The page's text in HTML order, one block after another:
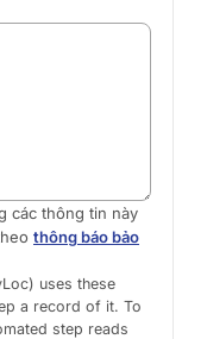
các thông tin này
thông báo bảo
uses these
a record of it. To
step reads